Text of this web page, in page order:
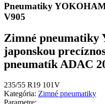
Pneumatiky
V905
Zimné pneumatiky
japonskou
pneumatík ADAC
235/55 R19 101V
Kategória: Zimné pneumatiky